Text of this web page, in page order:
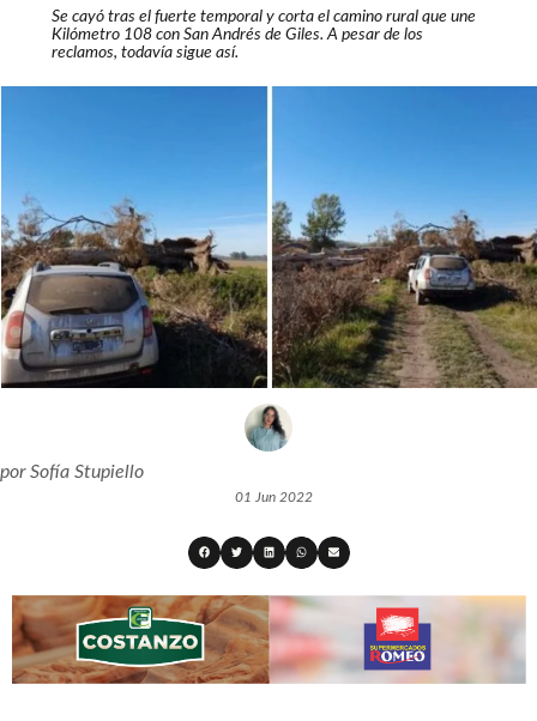
Se cayó tras el fuerte temporal y corta el camino rural que une
Kilómetro 108 con San Andrés de Giles. A pesar de los
reclamos, todavía sigue así.
porSofía Stupiello
01 Jun 2022